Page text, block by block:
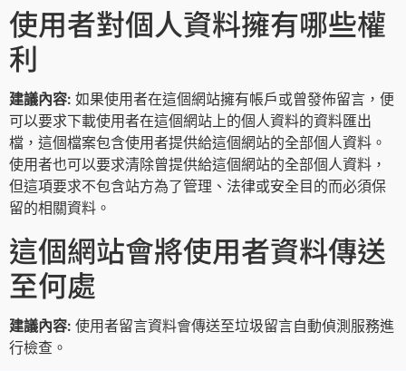
使用者對個人資料擁有哪些權
利
建議內容: 如果使用者在這個網站擁有帳戶或曾發佈留言，便
可以要求下載使用者在這個網站上的個人資料的資料匯出
檔，這個檔案包含使用者提供給這個網站的全部個人資料。
使用者也可以要求清除曾提供給這個網站的全部個人資料，
但這項要求不包含站方為了管理、法律或安全目的而必須保
留的相關資料。
這個網站會將使用者資料傳送
至何處
建議內容: 使用者留言資料會傳送至垃圾留言自動偵測服務進
行檢查。